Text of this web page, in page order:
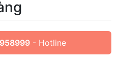
- Hotline